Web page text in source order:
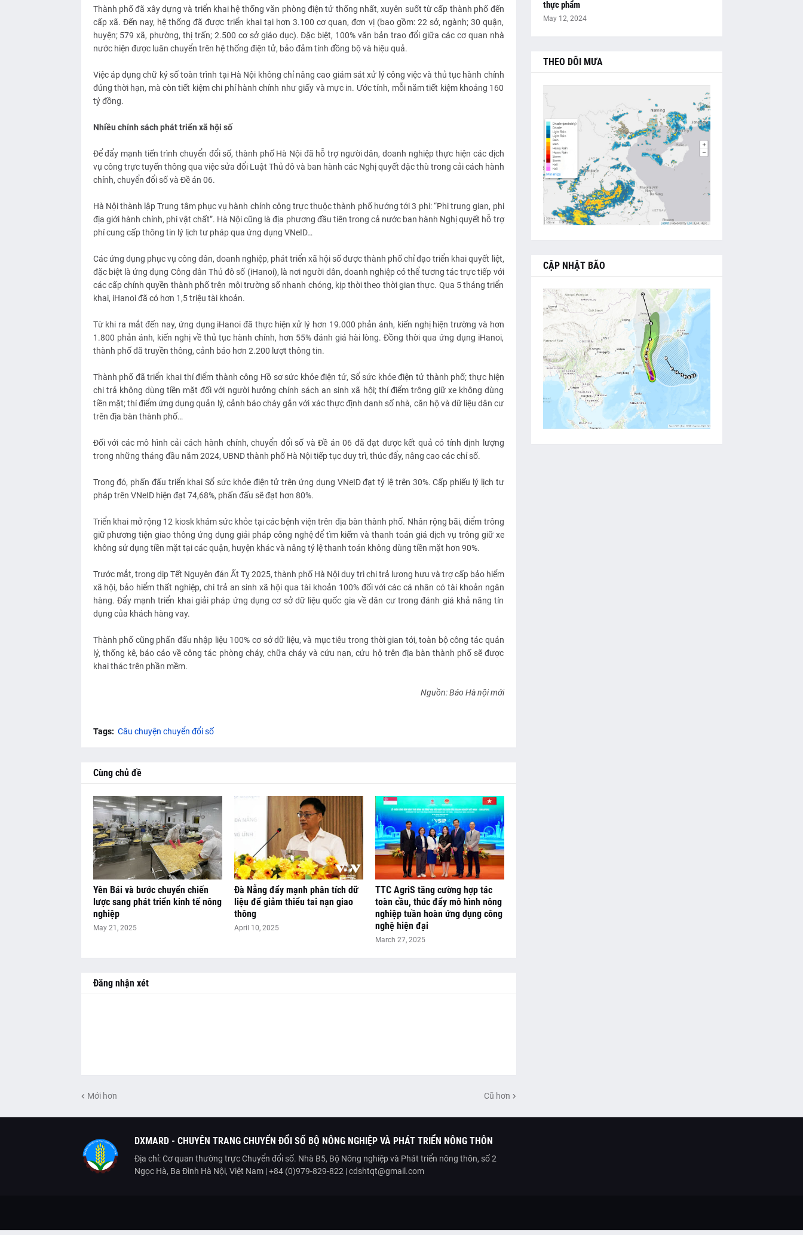
Thành phố đã xây dựng và triển khai hệ thống văn phòng điện tử thống nhất, xuyên suốt từ cấp thành phố đến
cấp xã. Đến nay, hệ thống đã được triển khai tại hơn 3.100 cơ quan, đơn vị (bao gồm: 22 sở, ngành; 30 quận,
huyện; 579 xã, phường, thị trấn; 2.500 cơ sở giáo dục). Đặc biệt, 100% văn bản trao đổi giữa các cơ quan nhà
nước hiện được luân chuyển trên hệ thống điện tử, bảo đảm tính đồng bộ và hiệu quả.
Việc áp dụng chữ ký số toàn trình tại Hà Nội không chỉ nâng cao giám sát xử lý công việc và thủ tục hành chính
đúng thời hạn, mà còn tiết kiệm chi phí hành chính như giấy và mực in. Ước tính, mỗi năm tiết kiệm khoảng 160
tỷ đồng.
Nhiều chính sách phát triển xã hội số
Để đẩy mạnh tiến trình chuyển đổi số, thành phố Hà Nội đã hỗ trợ người dân, doanh nghiệp thực hiện các dịch
vụ công trực tuyến thông qua việc sửa đổi Luật Thủ đô và ban hành các Nghị quyết đặc thù trong cải cách hành
chính, chuyển đổi số và Đề án 06.
Hà Nội thành lập Trung tâm phục vụ hành chính công trực thuộc thành phố hướng tới 3 phi: “Phi trung gian, phi
địa giới hành chính, phi vật chất”. Hà Nội cũng là địa phương đầu tiên trong cả nước ban hành Nghị quyết hỗ trợ
phí cung cấp thông tin lý lịch tư pháp qua ứng dụng VNeID…
Các ứng dụng phục vụ công dân, doanh nghiệp, phát triển xã hội số được thành phố chỉ đạo triển khai quyết liệt,
đặc biệt là ứng dụng Công dân Thủ đô số (iHanoi), là nơi người dân, doanh nghiệp có thể tương tác trực tiếp với
các cấp chính quyền thành phố trên môi trường số nhanh chóng, kịp thời theo thời gian thực. Qua 5 tháng triển
khai, iHanoi đã có hơn 1,5 triệu tài khoản.
Từ khi ra mắt đến nay, ứng dụng iHanoi đã thực hiện xử lý hơn 19.000 phản ánh, kiến nghị hiện trường và hơn
1.800 phản ánh, kiến nghị về thủ tục hành chính, hơn 55% đánh giá hài lòng. Đồng thời qua ứng dụng iHanoi,
thành phố đã truyền thông, cảnh báo hơn 2.200 lượt thông tin.
Thành phố đã triển khai thí điểm thành công Hồ sơ sức khỏe điện tử, Sổ sức khỏe điện tử thành phố; thực hiện
chi trả không dùng tiền mặt đối với người hưởng chính sách an sinh xã hội; thí điểm trông giữ xe không dùng
tiền mặt; thí điểm ứng dụng quản lý, cảnh báo cháy gắn với xác thực định danh số nhà, căn hộ và dữ liệu dân cư
trên địa bàn thành phố…
Đối với các mô hình cải cách hành chính, chuyển đổi số và Đề án 06 đã đạt được kết quả có tính định lượng
trong những tháng đầu năm 2024, UBND thành phố Hà Nội tiếp tục duy trì, thúc đẩy, nâng cao các chỉ số.
Trong đó, phấn đấu triển khai Sổ sức khỏe điện tử trên ứng dụng VNeID đạt tỷ lệ trên 30%. Cấp phiếu lý lịch tư
pháp trên VNeID hiện đạt 74,68%, phấn đấu sẽ đạt hơn 80%.
Triển khai mở rộng 12 kiosk khám sức khỏe tại các bệnh viện trên địa bàn thành phố. Nhân rộng bãi, điểm trông
giữ phương tiện giao thông ứng dụng giải pháp công nghệ để tìm kiếm và thanh toán giá dịch vụ trông giữ xe
không sử dụng tiền mặt tại các quận, huyện khác và nâng tỷ lệ thanh toán không dùng tiền mặt hơn 90%.
Trước mắt, trong dịp Tết Nguyên đán Ất Tỵ 2025, thành phố Hà Nội duy trì chi trả lương hưu và trợ cấp bảo hiểm
xã hội, bảo hiểm thất nghiệp, chi trả an sinh xã hội qua tài khoản 100% đối với các cá nhân có tài khoản ngân
hàng. Đẩy mạnh triển khai giải pháp ứng dụng cơ sở dữ liệu quốc gia về dân cư trong đánh giá khả năng tín
dụng của khách hàng vay.
Thành phố cũng phấn đấu nhập liệu 100% cơ sở dữ liệu, và mục tiêu trong thời gian tới, toàn bộ công tác quản
lý, thống kê, báo cáo về công tác phòng cháy, chữa cháy và cứu nạn, cứu hộ trên địa bàn thành phố sẽ được
khai thác trên phần mềm.
Nguồn: Báo Hà nội mới
Tags: Câu chuyện chuyển đổi số
Cùng chủ đề
Yên Bái và bước chuyển chiến
lược sang phát triển kinh tế nông
nghiệp
May 21, 2025
Đà Nẵng đẩy mạnh phân tích dữ
liệu để giảm thiểu tai nạn giao
thông
April 10, 2025
TTC AgriS tăng cường hợp tác
toàn cầu, thúc đẩy mô hình nông
nghiệp tuần hoàn ứng dụng công
nghệ hiện đại
March 27, 2025
Đăng nhận xét
Mới hơn Cũ hơn
thực phẩm
May 12, 2024
THEO DÕI MƯA
CẬP NHẬT BÃO
DXMARD - CHUYÊN TRANG CHUYỂN ĐỔI SỐ BỘ NÔNG NGHIỆP VÀ PHÁT TRIỂN NÔNG THÔN
Địa chỉ: Cơ quan thường trực Chuyển đổi số. Nhà B5, Bộ Nông nghiệp và Phát triển nông thôn, số 2
Ngọc Hà, Ba Đình Hà Nội, Việt Nam | +84 (0)979-829-822 | cdshtqt@gmail.com